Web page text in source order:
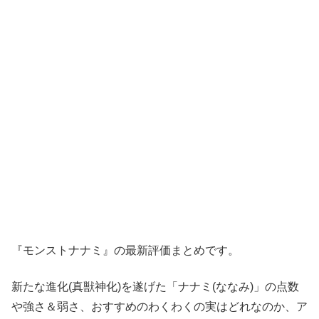
『モンストナナミ』の最新評価まとめです。
新たな進化(真獣神化)を遂げた「ナナミ(ななみ)」の点数
や強さ＆弱さ、おすすめのわくわくの実はどれなのか、ア